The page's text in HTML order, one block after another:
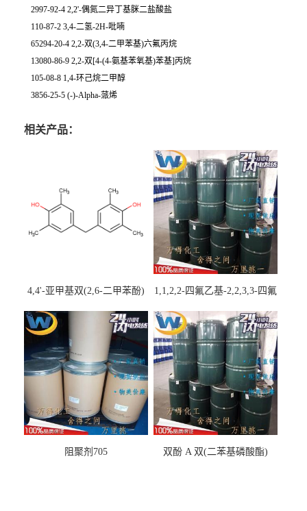
2997-92-4 2,2'-偶氮二异丁基脒二盐酸盐
110-87-2 3,4-二氢-2H-吡喃
65294-20-4 2,2-双(3,4-二甲苯基)六氟丙烷
13080-86-9 2,2-双[4-(4-氨基苯氧基)苯基]丙烷
105-08-8 1,4-环己烷二甲醇
3856-25-5 (-)-Alpha-蒎烯
相关产品：
4,4'-亚甲基双(2,6-二甲苯酚)
1,1,2,2-四氟乙基-2,2,3,3-四氟
阻聚剂705 双酚 A 双(二苯基磷酸酯)